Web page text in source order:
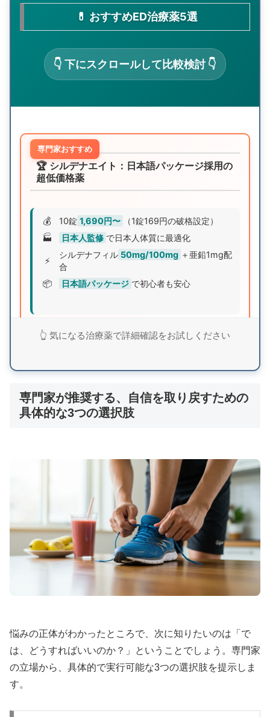
💊 おすすめED治療薬5選
👇 下にスクロールして比較検討 👇
🏆 シルデナエイト：日本語パッケージ採用の
超低価格薬
専門家おすすめ
💰 10錠 1,690円〜
（1錠169円の破格設定）
🏭
日本人監修 で日本人体質に最適化
⚡
シルデナフィル 50mg/100mg ＋亜鉛1mg配
合
📦
日本語パッケージ で初心者も安心
業界最安値クラスの価格設定でありながら、日本人
シルデナエイトで詳細確認
⚡ バルデナエイト：即効性15分の高速効果型
🚀 15分〜30分
で効果実感の即効タイプ
💰
10錠 1,770円〜 （1錠177円）
⏱️
効果持続 3〜5時間 で自然なタイミング
バルデナフィル 10mg/20mg ＋亜鉛配合
機会にも対応できる頼もしいパートナーです。
バルデナエイトで効果チェック
👆 気になる治療薬で詳細確認をお試しください
専門家が推奨する、自信を取り戻すための
具体的な3つの選択肢
悩みの正体がわかったところで、次に知りたいのは「で
は、どうすればいいのか？」ということでしょう。専門家
の立場から、具体的で実行可能な3つの選択肢を提示しま
す。